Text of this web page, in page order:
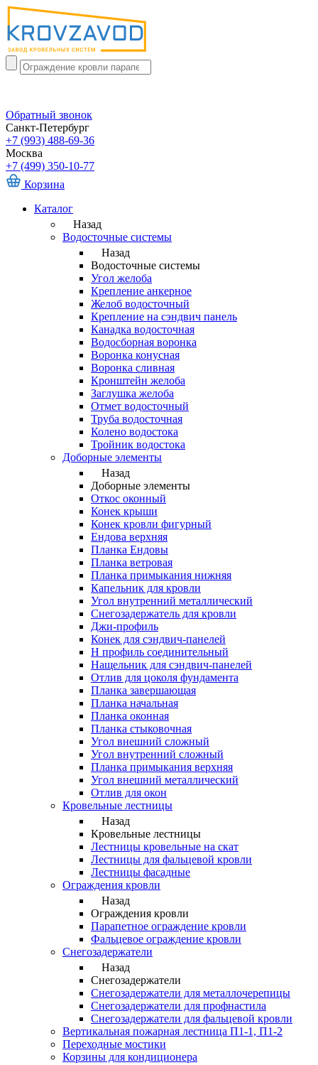
Обратный звонок
Санкт-Петербург
+7 (993) 488-69-36
Москва
+7 (499) 350-10-77
Корзина
Каталог
Назад
Водосточные системы
Назад
Водосточные системы
Угол желоба
Крепление анкерное
Желоб водосточный
Крепление на сэндвич панель
Канадка водосточная
Водосборная воронка
Воронка конусная
Воронка сливная
Кронштейн желоба
Заглушка желоба
Отмет водосточный
Труба водосточная
Колено водостока
Тройник водостока
Доборные элементы
Назад
Доборные элементы
Откос оконный
Конек крыши
Конек кровли фигурный
Ендова верхняя
Планка Ендовы
Планка ветровая
Планка примыкания нижняя
Капельник для кровли
Угол внутренний металлический
Снегозадержатель для кровли
Джи-профиль
Конек для сэндвич-панелей
Н профиль соединительный
Нащельник для сэндвич-панелей
Отлив для цоколя фундамента
Планка завершающая
Планка начальная
Планка оконная
Планка стыковочная
Угол внешний сложный
Угол внутренний сложный
Планка примыкания верхняя
Угол внешний металлический
Отлив для окон
Кровельные лестницы
Назад
Кровельные лестницы
Лестницы кровельные на скат
Лестницы для фальцевой кровли
Лестницы фасадные
Ограждения кровли
Назад
Ограждения кровли
Парапетное ограждение кровли
Фальцевое ограждение кровли
Снегозадержатели
Назад
Снегозадержатели
Снегозадержатели для металлочерепицы
Снегозадержатели для профнастила
Снегозадержатели для фальцевой кровли
Вертикальная пожарная лестница П1-1, П1-2
Переходные мостики
Корзины для кондиционера